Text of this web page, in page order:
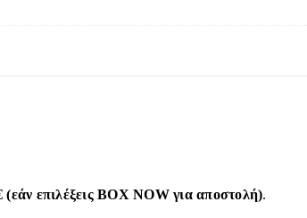
επιλέξεις BOX NOW για αποστολή).